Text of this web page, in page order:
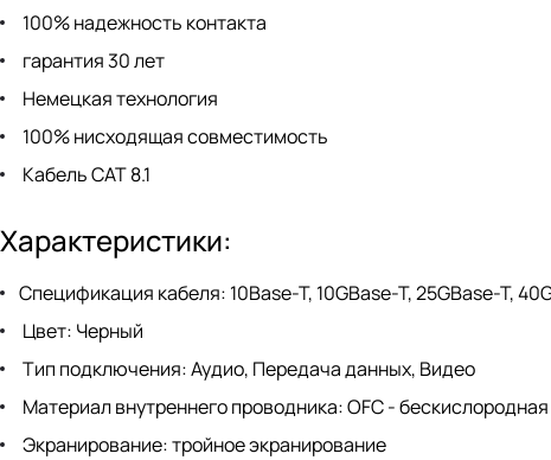
100% надежность контакта
гарантия 30 лет
Немецкая технология
100% нисходящая совместимость
Кабель CAT 8.1
Характеристики:
Спецификация кабеля: 10Base-T, 10GBase-T, 25GBase-T,
Цвет: Черный
Тип подключения: Аудио, Передача данных, Видео
Материал внутреннего проводника: OFC -
Экранирование: тройное экранирование